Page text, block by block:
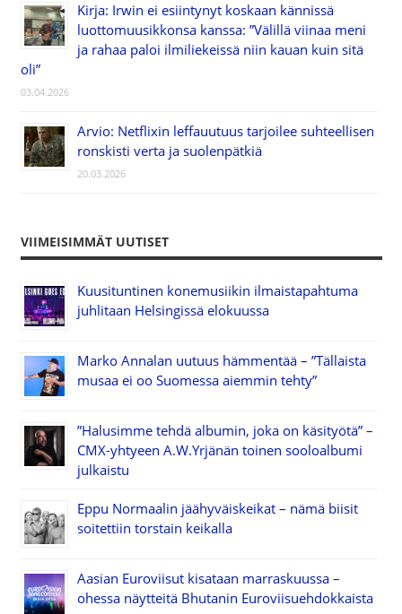
Kirja: Irwin ei esiintynyt koskaan kännissä
luottomuusikkonsa kanssa: ”Välillä viinaa meni
ja rahaa paloi ilmiliekeissä niin kauan kuin sitä
oli”
03.04.2026
Arvio: Netflixin leffauutuus tarjoilee suhteellisen
ronskisti verta ja suolenpätkiä
20.03.2026
VIIMEISIMMÄT UUTISET
Kuusituntinen konemusiikin ilmaistapahtuma
juhlitaan Helsingissä elokuussa
Marko Annalan uutuus hämmentää – ”Tällaista
musaa ei oo Suomessa aiemmin tehty”
”Halusimme tehdä albumin, joka on käsityötä” –
CMX-yhtyeen A.W.Yrjänän toinen sooloalbumi
julkaistu
Eppu Normaalin jäähyväiskeikat – nämä biisit
soitettiin torstain keikalla
Aasian Euroviisut kisataan marraskuussa –
ohessa näytteitä Bhutanin Euroviisuehdokkaista